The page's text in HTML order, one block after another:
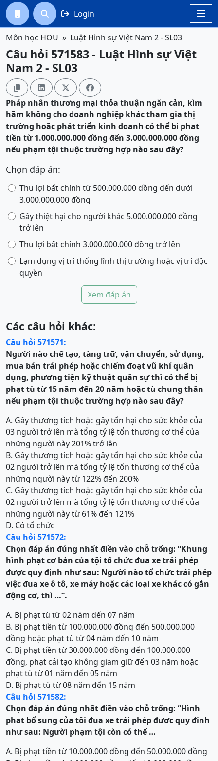

  Login
Môn học HOU Luật Hình sự Việt Nam 2 - SL03
Câu hỏi 571583 - Luật Hình sự Việt
Nam 2 - SL03
   
Pháp nhân thương mại thỏa thuận ngăn cản, kìm
hãm không cho doanh nghiệp khác tham gia thị
trường hoặc phát triển kinh doanh có thể bị phạt
tiền từ 1.000.000.000 đồng đến 3.000.000.000 đồng
nếu phạm tội thuộc trường hợp nào sau đây?
Chọn đáp án:
Thu lợi bất chính từ 500.000.000 đồng đến dưới
3.000.000.000 đồng
Gây thiệt hại cho người khác 5.000.000.000 đồng
trở lên
Thu lợi bất chính 3.000.000.000 đồng trở lên
Lạm dụng vị trí thống lĩnh thị trường hoặc vị trí độc
quyền
Xem đáp án
Các câu hỏi khác:
Câu hỏi 571571:
Người nào chế tạo, tàng trữ, vận chuyển, sử dụng,
mua bán trái phép hoặc chiếm đoạt vũ khí quân
dụng, phương tiện kỹ thuật quân sựthì có thểbị
phạt tù từ 15 năm đến 20 năm hoặc tù chung thân
nếu phạm tội thuộc trường hợp nào sau đây?
A. Gây thương tích hoặc gây tổn hại cho sức khỏe của
03 người trở lên mà tổng tỷ lệ tổn thương cơ thể của
những người này 201% trở lên
B. Gây thương tích hoặc gây tổn hại cho sức khỏe của
02 người trở lên mà tổng tỷ lệ tổn thương cơ thể của
những người này từ 122% đến 200%
C. Gây thương tích hoặc gây tổn hại cho sức khỏe của
02 người trở lên mà tổng tỷ lệ tổn thương cơ thể của
những người này từ 61% đến 121%
D. Có tổ chức
Câu hỏi 571572:
Chọn đáp án đúng nhất điền vào chỗ trống: “Khung
hình phạt cơ bản của tội tổ chức đua xe trái phép
được quy định như sau: Người nào tổ chức trái phép
việc đua xe ô tô, xe máy hoặc các loại xe khác có gắn
động cơ, thì …”.
A. Bị phạt tù từ 02 năm đến 07 năm
B. Bị phạt tiền từ 100.000.000 đồng đến 500.000.000
đồng hoặc phạt tù từ 04 năm đến 10 năm
C. Bị phạt tiền từ 30.000.000 đồng đến 100.000.000
đồng, phạt cải tạo không giam giữ đến 03 năm hoặc
phạt tù từ 01 năm đến 05 năm
D. Bị phạt tù từ 08 năm đến 15 năm
Câu hỏi 571582:
Chọn đáp án đúng nhất điền vào chỗ trống: “Hình
phạt bổ sung của tội đua xe trái phépđược quy định
như sau: Người phạm tội còn có thể …
A. Bị phạt tiền từ 10.000.000 đồng đến 50.000.000 đồng